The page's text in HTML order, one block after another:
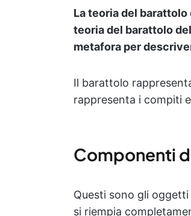
La teoria del
teoria del barattolo
metafora per
Il barattolo
rappresenta i compiti
Componenti
Questi sono gli
si riempia